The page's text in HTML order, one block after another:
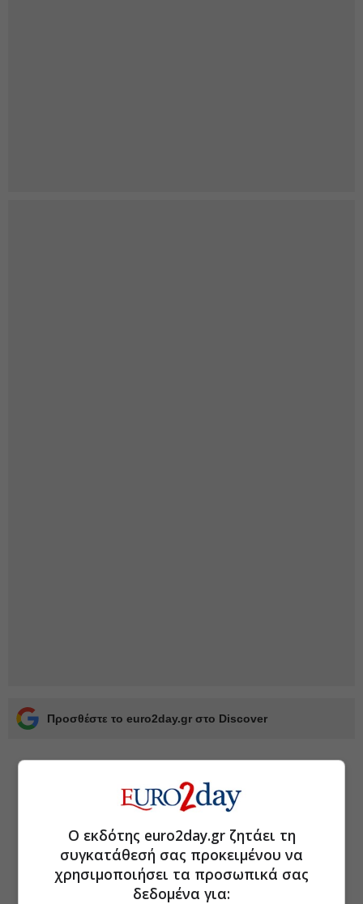
Προσθέστε το euro2day.gr στο Discover
Ο εκδότης euro2day.gr ζητάει τη
συγκατάθεσή σας προκειμένου να
χρησιμοποιήσει τα προσωπικά σας
δεδομένα για: